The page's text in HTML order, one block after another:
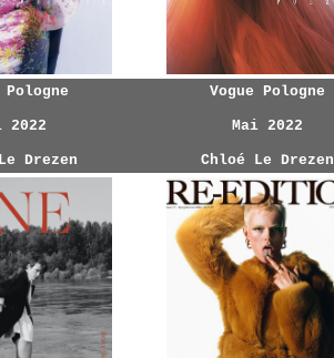
Pologne
2022
Drezen
Vogue Pologne
Mai 2022
Chloé Le Drezen